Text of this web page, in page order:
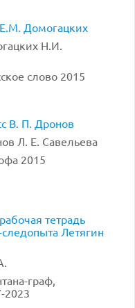
Е.М. Домогацких
Н.И.
слово 2015
В. П. Дронов
Л. Е. Савельева
2015
тетрадь
Летягин
граф,
2023